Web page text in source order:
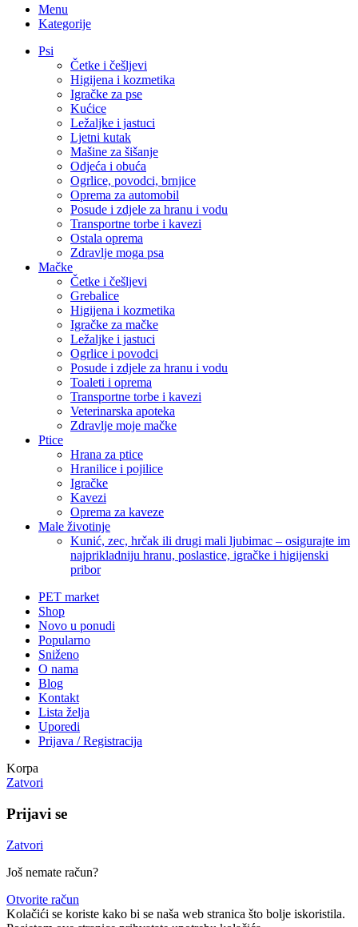
Menu
Kategorije
Psi
Četke i češljevi
Higijena i kozmetika
Igračke za pse
Kućice
Ležaljke i jastuci
Ljetni kutak
Mašine za šišanje
Odjeća i obuća
Ogrlice, povodci, brnjice
Oprema za automobil
Posude i zdjele za hranu i vodu
Transportne torbe i kavezi
Ostala oprema
Zdravlje moga psa
Mačke
Četke i češljevi
Grebalice
Higijena i kozmetika
Igračke za mačke
Ležaljke i jastuci
Ogrlice i povodci
Posude i zdjele za hranu i vodu
Toaleti i oprema
Transportne torbe i kavezi
Veterinarska apoteka
Zdravlje moje mačke
Ptice
Hrana za ptice
Hranilice i pojilice
Igračke
Kavezi
Oprema za kaveze
Male životinje
Kunić, zec, hrčak ili drugi mali ljubimac – osigurajte im
najprikladniju hranu, poslastice, igračke i higijenski
pribor
PET market
Shop
Novo u ponudi
Popularno
Sniženo
O nama
Blog
Kontakt
Lista želja
Uporedi
Prijava / Registracija
Korpa
Zatvori
Prijavi se
Zatvori
Još nemate račun?
Otvorite račun
Kolačići se koriste kako bi se naša web stranica što bolje iskoristila.